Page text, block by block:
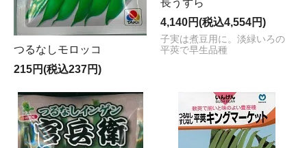
つるなしモロッコ
215円(税込237円)
長うずら
4,140円(税込4,554円)
子実は煮豆用に。淡緑いろの
平莢で早生品種